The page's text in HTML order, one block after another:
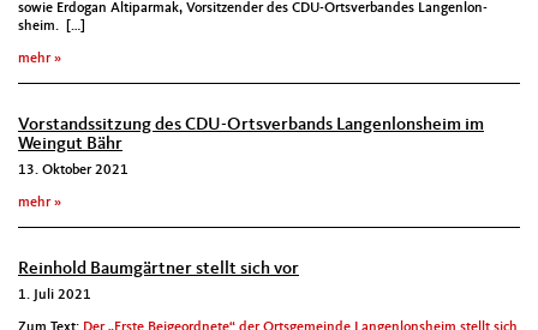
sowie Erdo­gan Alti­par­mak, Vor­sitzen­der des CDU-Ortsver­ban­des Lan­gen­lon­
sheim. […]
mehr
Vorstandssitzung des CDU-Ortsverbands Langenlonsheim im
Weingut Bähr
13. Oktober 2021
mehr
Reinhold Baumgärtner stellt sich vor
1. Juli 2021